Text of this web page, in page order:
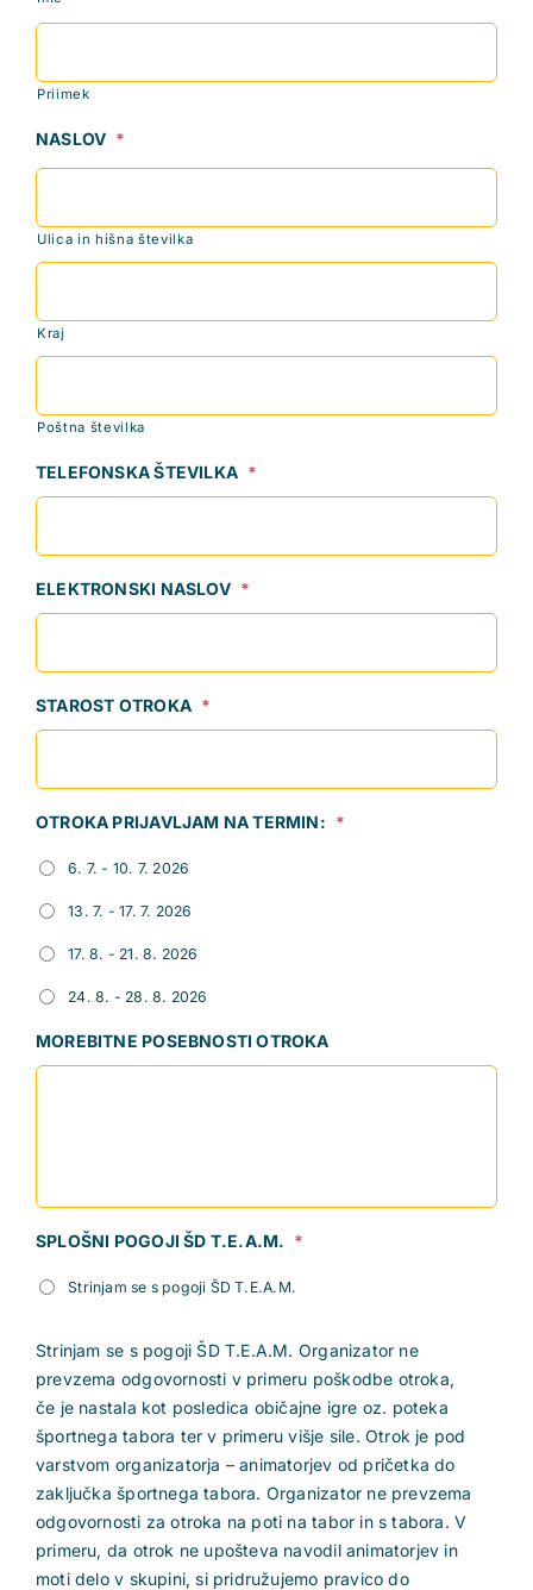
Priimek
NASLOV *
Ulica in hišna številka
Kraj
Poštna številka
TELEFONSKA ŠTEVILKA *
ELEKTRONSKI NASLOV *
STAROST OTROKA *
OTROKA PRIJAVLJAM NA TERMIN: *
6. 7. - 10. 7. 2026
13. 7. - 17. 7. 2026
17. 8. - 21. 8. 2026
24. 8. - 28. 8. 2026
MOREBITNE POSEBNOSTI OTROKA
SPLOŠNI POGOJI ŠD T.E.A.M. *
Strinjam se s pogoji ŠD T.E.A.M.
Strinjam se s pogoji ŠD T.E.A.M. Organizator ne
prevzema odgovornosti v primeru poškodbe otroka,
če je nastala kot posledica običajne igre oz. poteka
športnega tabora ter v primeru višje sile. Otrok je pod
varstvom organizatorja – animatorjev od pričetka do
zaključka športnega tabora. Organizator ne prevzema
odgovornosti za otroka na poti na tabor in s tabora. V
primeru, da otrok ne upošteva navodil animatorjev in
moti delo v skupini, si pridružujemo pravico do